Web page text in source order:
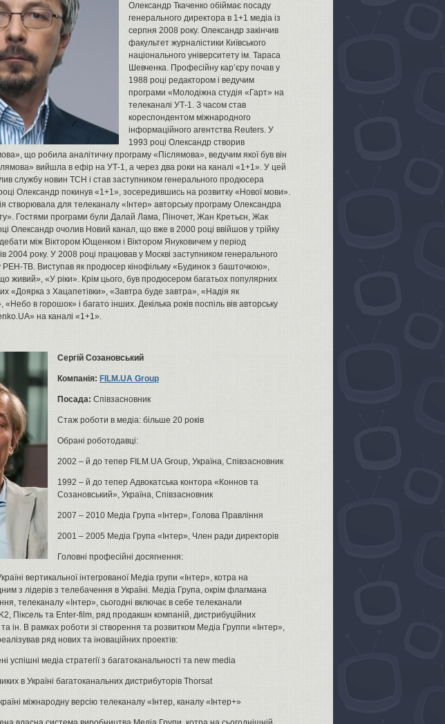
Олександр Ткаченко обіймає посаду
генерального директора в 1+1 медіа із
серпня 2008 року. Олександр закінчив
факультет журналістики Київського
національного університету ім. Тараса
Шевченка. Професійну кар’єру почав у
1988 році редактором і ведучим
програми «Молодіжна студія «Гарт» на
телеканалі УТ-1. З часом став
кореспондентом міжнародного
інформаційного агентства Reuters. У
1993 році Олександр створив
що робила аналітичну програму «Післямова», ведучим якої був він
вийшла в ефір на УТ-1, а через два роки на каналі «1+1». У цей
службу новин ТСН і став заступником генерального продюсера
Олександр покинув «1+1», зосередившись на розвитку «Нової мови».
створювала для телеканалу «Інтер» авторську програму Олександра
Гостями програми були Далай Лама, Піночет, Жан Кретьєн, Жак
Олександр очолив Новий канал, що вже в 2000 році ввійшов у трійку
між Віктором Ющенком і Віктором Януковичем у період
2004 року. У 2008 році працював у Москві заступником генерального
РЕН-ТВ. Виступав як продюсер кінофільму «Будинок з башточкою»,
живий», «У ріки». Крім цього, був продюсером багатьох популярних
«Доярка з Хацапетівки», «Завтра буде завтра», «Надія як
в горошок» і багато інших. Декілька років поспіль вів авторську
на каналі «1+1».
Сергій Созановський
Компанія: FILM.UA Group
Посада: Співзасновник
Стаж роботи в медіа: більше 20 років
Обрані роботодавці:
2002 – й до тепер FILM.UA Group, Україна, Співзасновник
1992 – й до тепер Адвокатська контора «Коннов та
Созановський», Україна, Співзасновник
2007 – 2010 Медіа Група «Інтер», Голова Правління
2001 – 2005 Медіа Група «Інтер», Член ради директорів
Головні професійні досягнення:
вертикальної інтегрованої Медіа групи «Інтер», котра на
з лідерів з телебачення в Україні. Медіа Група, окрім флагмана
телеканалу «Інтер», сьогодні включає в себе телеканали
Піксель та Enter-film, ряд продакшн компаній, дистрибуційних
та ін. В рамках роботи зі створення та розвитком Медіа Группи «Інтер»,
ряд нових та іноваційних проектів:
успішні медіа стратегії з багатоканальності та new media
в Україні багатоканальних дистрибуторів Thorsat
міжнародну версію телеканалу «Інтер, каналу «Інтер+»